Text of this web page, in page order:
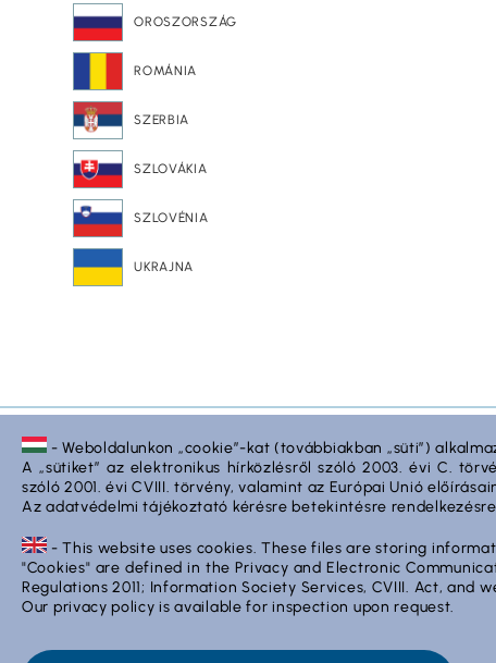
OROSZORSZÁG
ROMÁNIA
SZERBIA
SZLOVÁKIA
SZLOVÉNIA
UKRAJNA
Lépjen kapcsolatba velünk
H-2243 Kóka, Zsámboki út Ipartelep hrsz.
raklap@styron.hu
www.styron.hu
- Weboldalunkon „cookie”-kat (továbbiakban „süti”)
A „sütiket” az elektronikus hírközlésről szóló 2003. évi C.
szóló 2001. évi CVIII. törvény, valamint az Európai Unió
Az adatvédelmi tájékoztató kérésre betekintésre
- This website uses cookies. These files are storing
"Cookies" are defined in the Privacy and Electronic
Regulations 2011; Information Society Services, CVIII. Act, and
Our privacy policy is available for inspection upon request.